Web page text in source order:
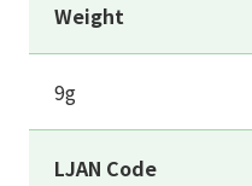
Weight
9g
LJAN Code